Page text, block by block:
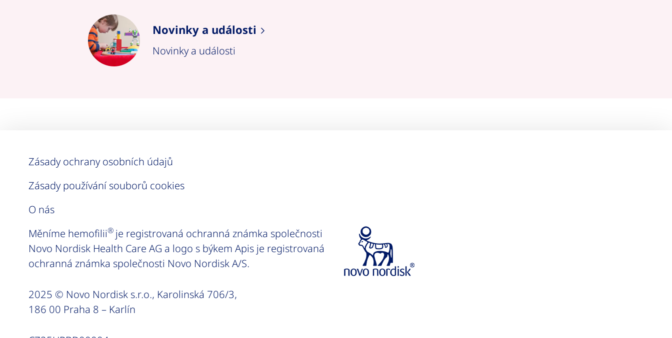
Novinky a události
Novinky a události
Zásady ochrany osobních údajů
Zásady používání souborů cookies
O nás
Měníme hemofilii® je registrovaná ochranná známka společnosti
Novo Nordisk Health Care AG a logo s býkem Apis je registrovaná
ochranná známka společnosti Novo Nordisk A/S.
2025 © Novo Nordisk s.r.o., Karolinská 706/3,
186 00 Praha 8 – Karlín